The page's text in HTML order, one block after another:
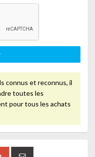
connus et reconnus, il
toutes les
pour tous les achats